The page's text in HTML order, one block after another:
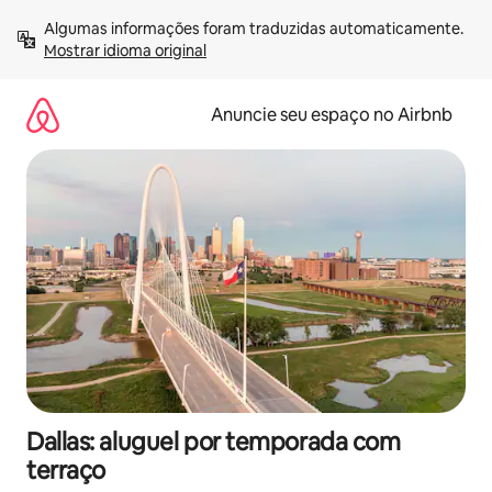
para
Mostrar idioma original
Anuncie seu espaço no Airbnb
Dallas: aluguel por temporada com
terraço